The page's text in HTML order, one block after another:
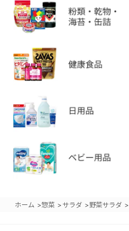
ホーム >惣菜 >サラダ >野菜サラダ >